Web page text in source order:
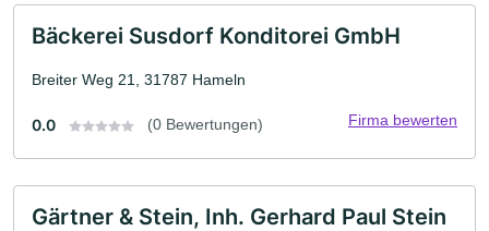
Bäckerei Susdorf Konditorei GmbH
Breiter Weg 21, 31787 Hameln
0.0 (0 Bewertungen) Firma bewerten
Gärtner & Stein, Inh. Gerhard Paul Stein